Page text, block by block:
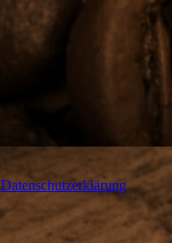
Datenschutzerklärung